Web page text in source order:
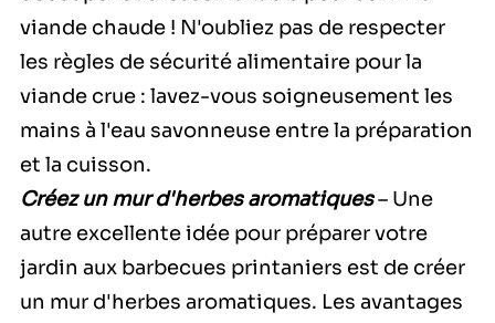
viande chaude ! N'oubliez pas de respecter
les règles de sécurité alimentaire pour la
viande crue : lavez-vous soigneusement les
mains à l'eau savonneuse entre la préparation
et la cuisson.
Créez un mur d'herbes aromatiques– Une
autre excellente idée pour préparer votre
jardin aux barbecues printaniers est de créer
un mur d'herbes aromatiques. Les avantages